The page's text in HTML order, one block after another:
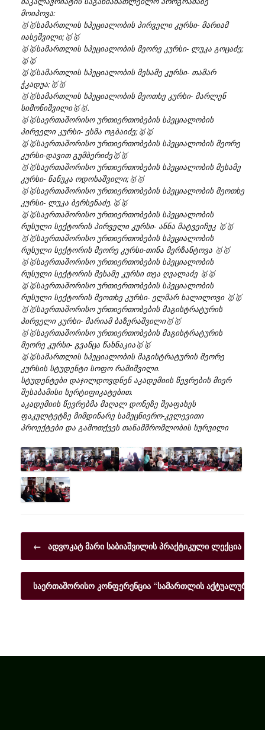
მოიპოვა:
🥇🥇სამართლის სპეციალობის პირველი კურსი- მარიამ
იასეშვილი;🥇🥇
🥇🥇სამართლის სპეციალობის მეორე კურსი- ლუკა გოცაძე;
🥇🥇
🥇🥇სამართლის სპეციალობის მესამე კურსი- თამარ
ჭკადუა;🥇🥇
🥇🥇სამართლის სპეციალობის მეოთხე კურსი- მარლენ
სიმონიშვილი🥇🥇.
🥇🥇საერთაშორისო ურთიერთობების სპეციალობის
პირველი კურსი- ესმა ოგბაიძე;🥇🥇
🥇🥇საერთაშორისო ურთიერთობების სპეციალობის მეორე
კურსი-დავით გუმბერიძე🥇🥇
🥇🥇საერთაშორისო ურთიერთობების სპეციალობის მესამე
კურსი- ნანუკა ოდოსაშვილი;🥇🥇
🥇🥇საერთაშორისო ურთიერთობების სპეციალობის მეოთხე
კურსი- ლუკა ბერსენაძე. 🥇🥇
🥇🥇საერთაშორისო ურთიერთობების სპეციალობის
რუსული სექტორის პირველი კურსი- ანნა მატვეიჩუკ 🥇🥇
🥇🥇საერთაშორისო ურთიერთობების სპეციალობის
რუსული სექტორის მეორე კურსი-თინა მერზანტოვა 🥇🥇
🥇🥇საერთაშორისო ურთიერთობების სპეციალობის
რუსული სექტორის მესამე კურსი თეა ღვალაძე 🥇🥇
🥇🥇საერთაშორისო ურთიერთობების სპეციალობის
რუსული სექტორის მეოთხე კურსი- ელმარ ხალილოვი 🥇🥇
🥇🥇საერთაშორისო ურთიერთობების მაგისტრატურის
პირველი კურსი- მარიამ ბაზერაშვილი🥇🥇
🥇🥇საერთაშორისო ურთიერთობების მაგისტრატურის
მეორე კურსი- გვანცა წახნაკია🥇🥇
🥇🥇სამართლის სპეციალობის მაგისტრატურის მეორე
კურსის სტუდენტი სოფო რამიშვილი.
სტუდენტები დაჯილდოვდნენ აკადემიის წევრების მიერ
შესაბამისი სერტიფიკატებით.
აკადემიის წევრებმა მაღალ დონეზე შეაფასეს
ფაკულტეტზე მიმდინარე სამეცნიერო-კვლევითი
პროექტები და გამოთქვეს თანამშრომლობის სურვილი
Post navigation
← ადვოკატ მარი საბიაშვილის პრაქტიკული ლექცია
საერთაშორისო კონფერენცია “სამართლის აქტუალური